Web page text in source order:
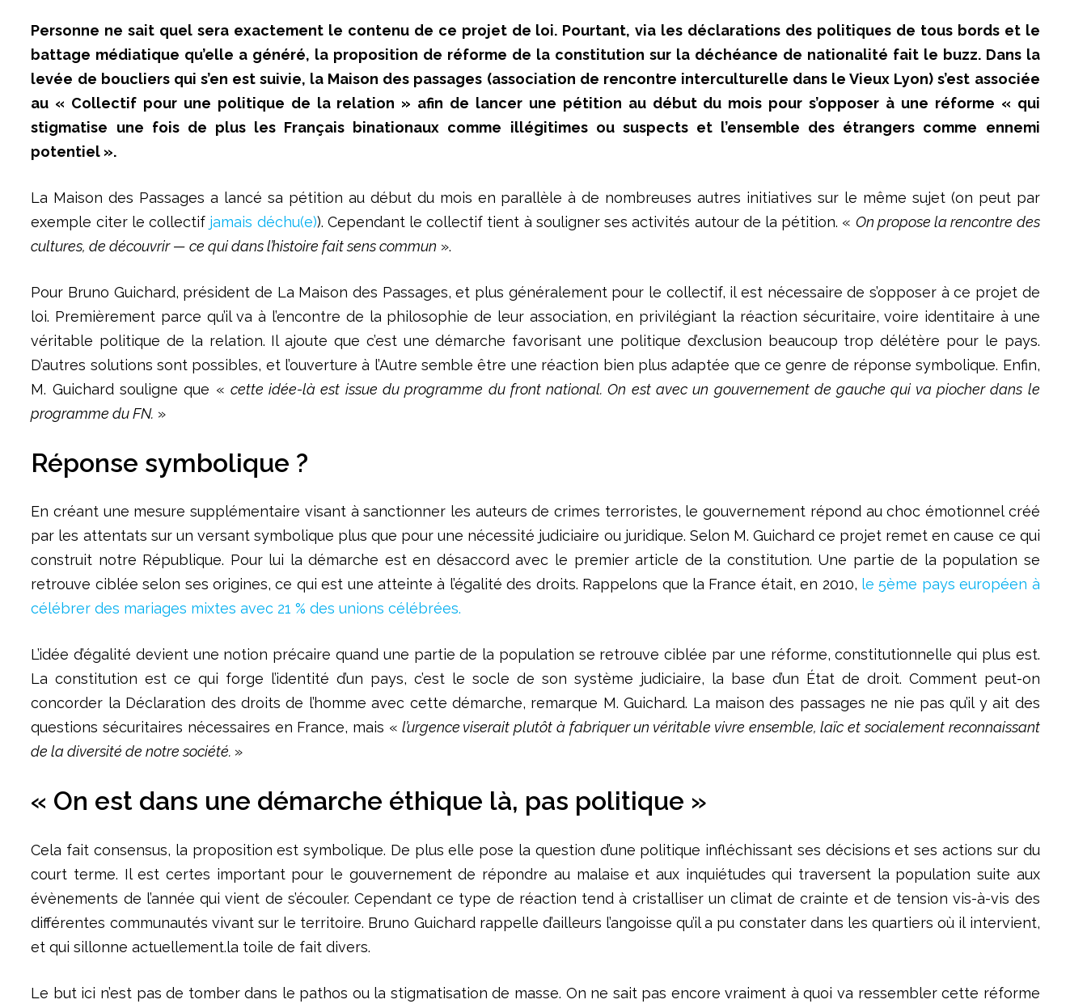
Personne ne sait quel sera exactement le contenu de ce projet de loi. Pourtant, via les déclarations des politiques de tous bords et le
battage médiatique qu’elle a généré, la proposition de réforme de la constitution sur la déchéance de nationalité fait le buzz. Dans la
levée de boucliers qui s’en est suivie, la Maison des passages (association de rencontre interculturelle dans le Vieux Lyon) s’est associée
au « Collectif pour une politique de la relation » afin de lancer une pétition au début du mois pour s’opposer à une réforme « qui
stigmatise une fois de plus les Français binationaux comme illégitimes ou suspects et l’ensemble des étrangers comme ennemi
potentiel ».
La Maison des Passages a lancé sa pétition au début du mois en parallèle à de nombreuses autres initiatives sur le même sujet (on peut par
exemple citer le collectif jamais déchu(e)). Cependant le collectif tient à souligner ses activités autour de la pétition. « On propose la rencontre des
cultures, de découvrir — ce qui dans l’histoire fait sens commun ».
Pour Bruno Guichard, président de La Maison des Passages, et plus généralement pour le collectif, il est nécessaire de s’opposer à ce projet de
loi. Premièrement parce qu’il va à l’encontre de la philosophie de leur association, en privilégiant la réaction sécuritaire, voire identitaire à une
véritable politique de la relation. Il ajoute que c’est une démarche favorisant une politique d’exclusion beaucoup trop délétère pour le pays.
D’autres solutions sont possibles, et l’ouverture à l’Autre semble être une réaction bien plus adaptée que ce genre de réponse symbolique. Enfin,
M. Guichard souligne que « cette idée-là est issue du programme du front national. On est avec un gouvernement de gauche qui va piocher dans le
programme du FN. »
Réponse symbolique ?
En créant une mesure supplémentaire visant à sanctionner les auteurs de crimes terroristes, le gouvernement répond au choc émotionnel créé
par les attentats sur un versant symbolique plus que pour une nécessité judiciaire ou juridique. Selon M. Guichard ce projet remet en cause ce qui
construit notre République. Pour lui la démarche est en désaccord avec le premier article de la constitution. Une partie de la population se
retrouve ciblée selon ses origines, ce qui est une atteinte à l’égalité des droits. Rappelons que la France était, en 2010, le 5ème pays européen à
célébrer des mariages mixtes avec 21 % des unions célébrées.
L’idée d’égalité devient une notion précaire quand une partie de la population se retrouve ciblée par une réforme, constitutionnelle qui plus est.
La constitution est ce qui forge l’identité d’un pays, c’est le socle de son système judiciaire, la base d’un État de droit. Comment peut-on
concorder la Déclaration des droits de l’homme avec cette démarche, remarque M. Guichard. La maison des passages ne nie pas qu’il y ait des
questions sécuritaires nécessaires en France, mais « l’urgence viserait plutôt à fabriquer un véritable vivre ensemble, laïc et socialement reconnaissant
de la diversité de notre société. »
« On est dans une démarche éthique là, pas politique »
Cela fait consensus, la proposition est symbolique. De plus elle pose la question d’une politique infléchissant ses décisions et ses actions sur du
court terme. Il est certes important pour le gouvernement de répondre au malaise et aux inquiétudes qui traversent la population suite aux
évènements de l’année qui vient de s’écouler. Cependant ce type de réaction tend à cristalliser un climat de crainte et de tension vis-à-vis des
différentes communautés vivant sur le territoire. Bruno Guichard rappelle d’ailleurs l’angoisse qu’il a pu constater dans les quartiers où il intervient,
et qui sillonne actuellement.la toile de fait divers.
Le but ici n’est pas de tomber dans le pathos ou la stigmatisation de masse. On ne sait pas encore vraiment à quoi va ressembler cette réforme